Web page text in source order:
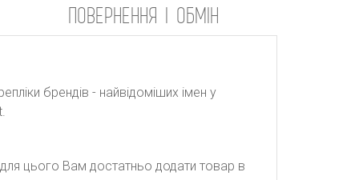
ПОВЕРНЕННЯ І ОБМІН
брендів - найвідоміших імен у
для цього Вам достатньо додати товар в